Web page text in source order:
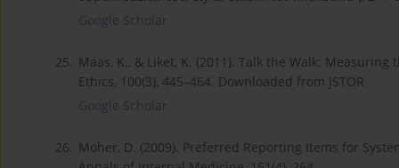
Google Scholar
25. Maas, K., & Liket, K. (2011). Talk the Walk:
Ethics, 100(3), 445–464. Downloaded from JSTOR.
Google Scholar
26. Moher, D. (2009). Preferred Reporting Items for